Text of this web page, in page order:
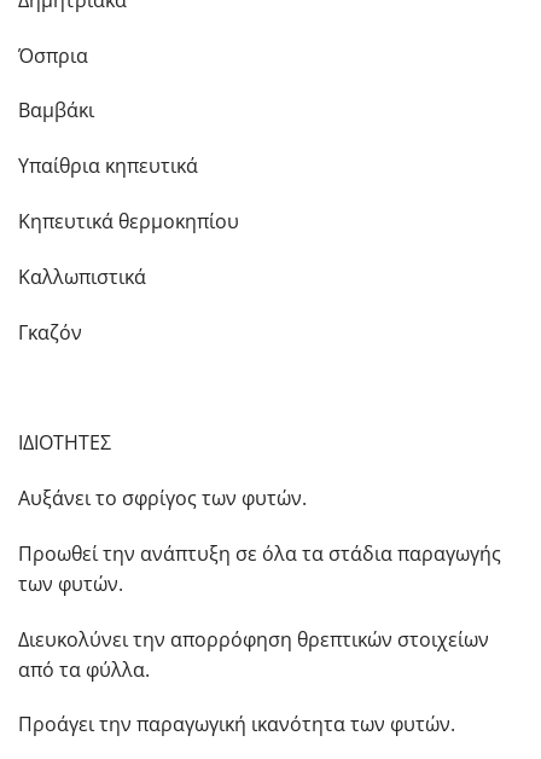
Όσπρια
Βαμβάκι
Υπαίθρια κηπευτικά
Κηπευτικά θερμοκηπίου
Καλλωπιστικά
Γκαζόν
ΙΔΙΟΤΗΤΕΣ
Αυξάνει το σφρίγος των φυτών.
Προωθεί την ανάπτυξη σε όλα τα στάδια παραγωγής
των φυτών.
Διευκολύνει την απορρόφηση θρεπτικών στοιχείων
από τα φύλλα.
Προάγει την παραγωγική ικανότητα των φυτών.